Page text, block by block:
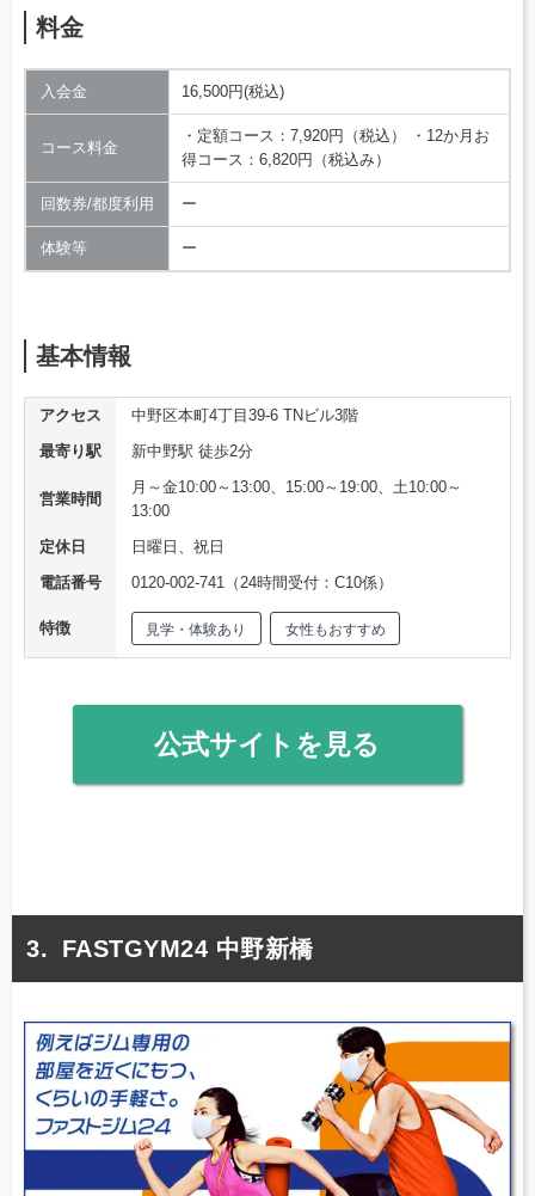
料金
入会金 16,500円(税込)
コース料金
・定額コース：7,920円（税込） ・12か月お
得コース：6,820円（税込み）
回数券/都度利用 ー
体験等 ー
基本情報
アクセス
中野区本町4丁目39-6 TNビル3階
最寄り駅
新中野駅 徒歩2分
営業時間
月～金10:00～13:00、15:00～19:00、土10:00～
13:00
定休日
日曜日、祝日
電話番号
0120-002-741（24時間受付：C10係）
特徴 見学・体験あり 女性もおすすめ
公式サイトを見る
FASTGYM24 中野新橋